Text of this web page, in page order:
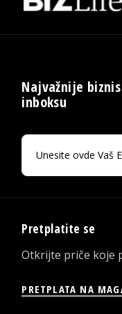
Najvažnije
inboksu
Pretplatite se
Otkrijte priče koje
PRETPLATA NA